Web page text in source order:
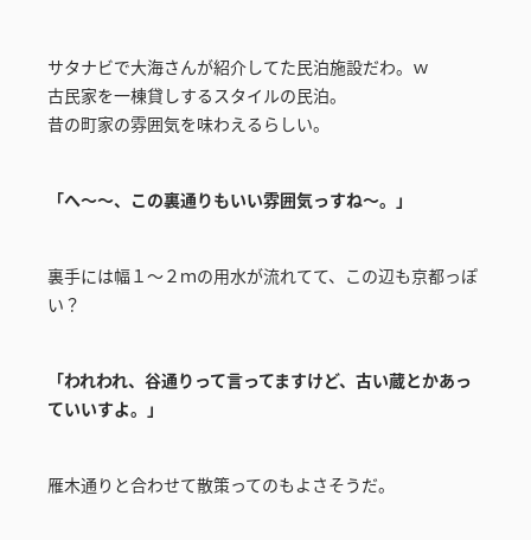
サタナビで大海さんが紹介してた民泊施設だわ。ｗ
古民家を一棟貸しするスタイルの民泊。
昔の町家の雰囲気を味わえるらしい。
「へ～～、この裏通りもいい雰囲気っすね～。」
裏手には幅１～２ｍの用水が流れてて、この辺も京都っぽ
い？
「われわれ、谷通りって言ってますけど、古い蔵とかあっ
ていいすよ。」
雁木通りと合わせて散策ってのもよさそうだ。